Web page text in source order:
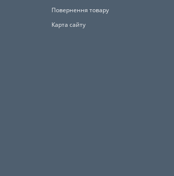
Повернення товару
Карта сайту